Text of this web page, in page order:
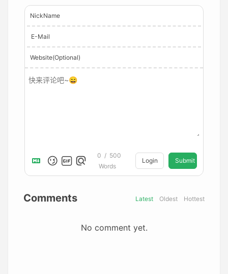
NickName
E-Mail
Website(Optional)
0 / 500
Words
Login Submit
Comments Latest Oldest Hottest
No comment yet.